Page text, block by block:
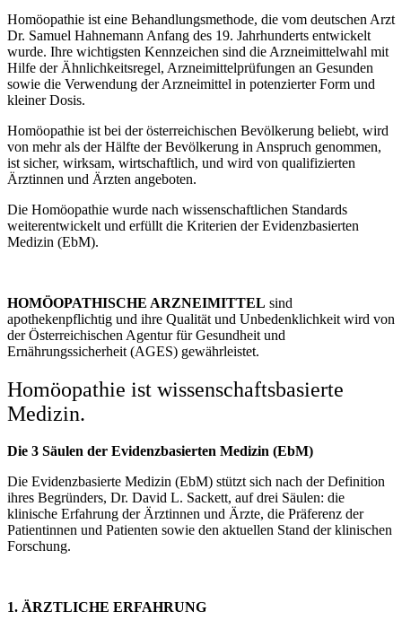
Homöopathie ist eine Behandlungsmethode, die vom deutschen Arzt
Dr. Samuel Hahnemann Anfang des 19. Jahrhunderts entwickelt
wurde. Ihre wichtigsten Kennzeichen sind die Arzneimittelwahl mit
Hilfe der Ähnlichkeitsregel, Arzneimittelprüfungen an Gesunden
sowie die Verwendung der Arzneimittel in potenzierter Form und
kleiner Dosis.
Homöopathie ist bei der österreichischen Bevölkerung beliebt, wird
von mehr als der Hälfte der Bevölkerung in Anspruch genommen,
ist sicher, wirksam, wirtschaftlich, und wird von qualifizierten
Ärztinnen und Ärzten angeboten.
Die Homöopathie wurde nach wissenschaftlichen Standards
weiterentwickelt und erfüllt die Kriterien der Evidenzbasierten
Medizin (EbM).
HOMÖOPATHISCHE ARZNEIMITTEL sind
apothekenpflichtig und ihre Qualität und Unbedenklichkeit wird von
der Österreichischen Agentur für Gesundheit und
Ernährungssicherheit (AGES) gewährleistet.
Homöopathie ist wissenschaftsbasierte
Medizin.
Die 3 Säulen der Evidenzbasierten Medizin (EbM)
Die Evidenzbasierte Medizin (EbM) stützt sich nach der Definition
ihres Begründers, Dr. David L. Sackett, auf drei Säulen: die
klinische Erfahrung der Ärztinnen und Ärzte, die Präferenz der
Patientinnen und Patienten sowie den aktuellen Stand der klinischen
Forschung.
1. ÄRZTLICHE ERFAHRUNG